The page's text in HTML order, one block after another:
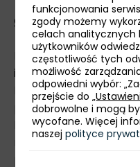
O Polskiej Agencji
Polska Agencja
instytucją doradczą
Polskiego Funduszu
punkt kontaktu dla
Działa zarówno w
na całym świecie.
funkcjonowania
zgody możemy
celach analitycznych
użytkowników
częstotliwość tych
możliwość
odpowiedni wybór:
przejście do „
dobrowolne i mogą
wycofane. Więcej
naszejpolityce